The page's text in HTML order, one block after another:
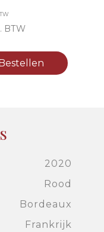
BTW
2020
Rood
Bordeaux
Frankrijk